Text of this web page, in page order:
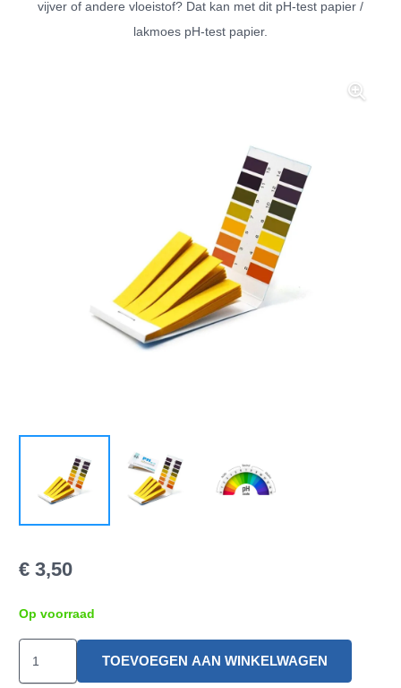
vijver of andere vloeistof? Dat kan met dit pH-test papier /
lakmoes pH-test papier.
€ 3,50
Op voorraad
testpapier
TOEVOEGEN AAN WINKELWAGEN